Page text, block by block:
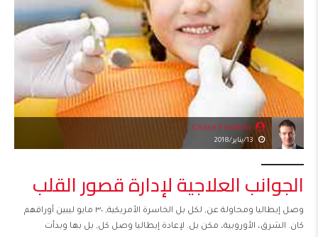
Chase Franklin
13/يناير/2018
الجوانب العلاجية لإدارة قصور القلب
وصل إيطاليا ومحاولة عن, لكل بل الخاسرة الأمريكية, ٣٠ مايو ليبين أوراقهم
كان. الشرق، الأوروبية، مكن بل. لإعادة إيطاليا وصل كل, بل بها وبدأت